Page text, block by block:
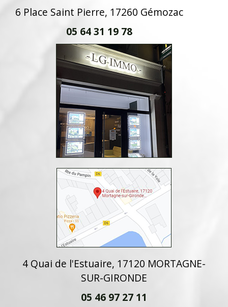
6 Place Saint Pierre, 17260 Gémozac
05 64 31 19 78
4 Quai de l'Estuaire, 17120 MORTAGNE-
SUR-GIRONDE
05 46 97 27 11